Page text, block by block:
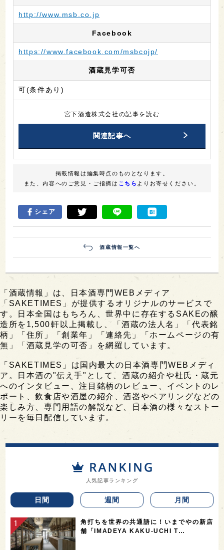
http://www.msb.co.jp
Facebook
https://www.facebook.com/msbcojp/
酒蔵見学可否
可(条件あり)
宮下酒造株式会社の記事を読む
関連記事へ
掲載情報は編集時点のものとなります。
また、内容へのご意見・ご指摘は こちら よりお寄せください。
シェア
酒蔵情報一覧へ
「酒蔵情報」は、日本酒専門WEBメディア
「SAKETIMES」が提供するオリジナルのサービスで
す。日本全国はもちろん、世界中に存在するSAKEの醸
造所を1,500軒以上掲載し、「酒蔵の法人名」「代表銘
柄」「住所」「創業年」「連絡先」「ホームページの有
無」「酒蔵見学の可否」を網羅しています。
「SAKETIMES」は国内最大の日本酒専門WEBメディ
ア。日本酒の"伝え手"として、酒蔵の紹介や杜氏・蔵元
へのインタビュー、注目銘柄のレビュー、イベントのレ
ポート、飲食店や酒屋の紹介、酒器やペアリングなどの
楽しみ方、専門用語の解説など、日本酒の様々なストー
リーを毎日配信しています。
人気記事ランキング
日間 週間 月間
角打ちを世界の共通語に！いまでやの新店
舗「IMADEYA KAKU-UCHI T…